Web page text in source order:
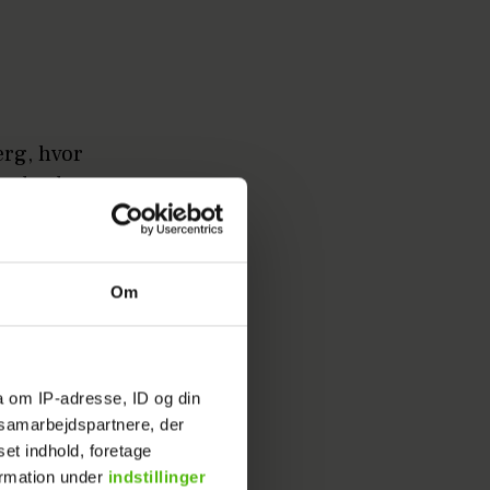
Om
om IP-adresse, ID og din
der
indhold, foretage
under indstillinger
hvor
der
til og